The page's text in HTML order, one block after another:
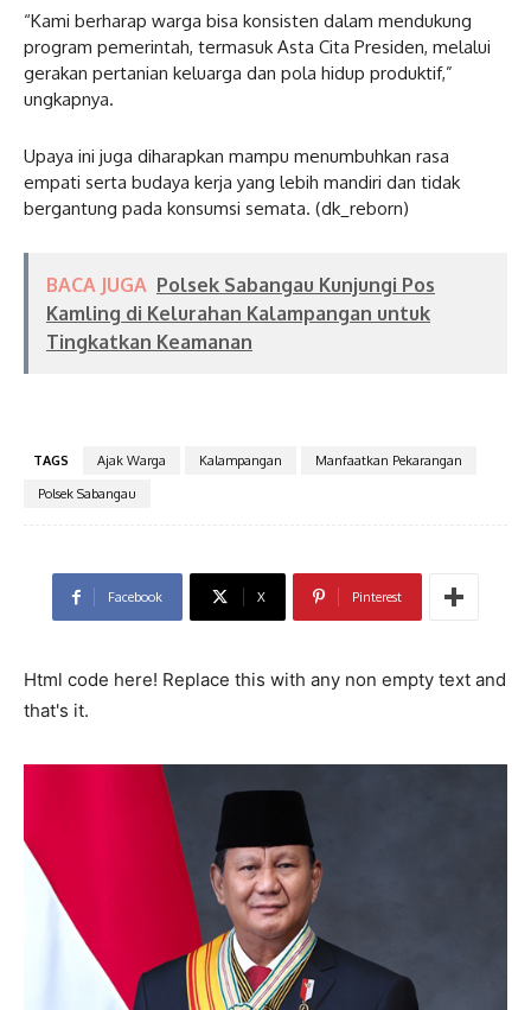
“Kami berharap warga bisa konsisten dalam mendukung
program pemerintah, termasuk Asta Cita Presiden, melalui
gerakan pertanian keluarga dan pola hidup produktif,”
ungkapnya.
Upaya ini juga diharapkan mampu menumbuhkan rasa
empati serta budaya kerja yang lebih mandiri dan tidak
bergantung pada konsumsi semata. (dk_reborn)
BACA JUGA Polsek Sabangau Kunjungi Pos
Kamling di Kelurahan Kalampangan untuk
Tingkatkan Keamanan
TAGS Ajak Warga Kalampangan
Manfaatkan Pekarangan
Polsek Sabangau
Facebook X Pinterest
Html code here! Replace this with any non empty text and
that's it.